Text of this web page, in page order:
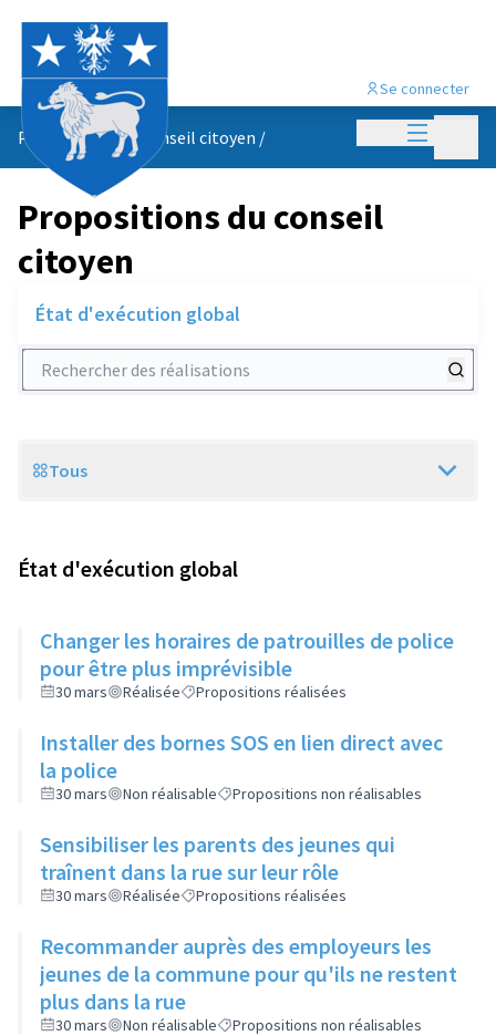
Menu
Se connecter
Propositions du conseil citoyen /
Propositions du conseil
citoyen
État d'exécution global
Rechercher des réalisations
Scope
Tous
État d'exécution global
Changer les horaires de patrouilles de police
pour être plus imprévisible
30 mars Réalisée Propositions réalisées
Installer des bornes SOS en lien direct avec
la police
30 mars Non réalisable Propositions non réalisables
Sensibiliser les parents des jeunes qui
traînent dans la rue sur leur rôle
30 mars Réalisée Propositions réalisées
Recommander auprès des employeurs les
jeunes de la commune pour qu'ils ne restent
plus dans la rue
30 mars Non réalisable Propositions non réalisables